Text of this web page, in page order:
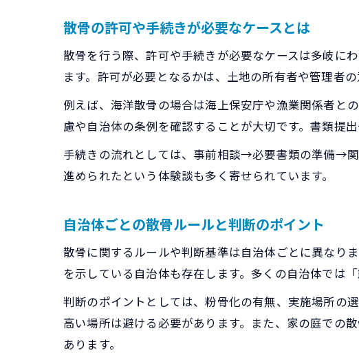
家
散
散骨の許可や手続きが必要なケースとは
散骨を行う際、許可や手続きが必要なケースは多岐に
ます。許可が必要となるかは、土地の所有者や管理者
例えば、海洋散骨の場合は海上保安庁や漁業関係者と
慮や自治体の条例を確認することが大切です。書類提
手続きの流れとしては、事前相談→必要書類の準備→
進められたという体験談も多く寄せられています。
自治体ごとの散骨ルールと判断のポイント
散骨に関するルールや判断基準は自治体ごとに異なり
を示している自治体も存在します。多くの自治体では
判断のポイントとしては、粉骨化の有無、実施場所の
高い場所は避ける必要があります。また、家の庭での
あります。